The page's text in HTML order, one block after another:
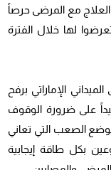
العلاج مع المرضى حرصاً
لها خلال الفترة
الإماراتي برفح
على ضرورة الوقوف
الصعب التي تعاني
بكل طاقة إيجابية